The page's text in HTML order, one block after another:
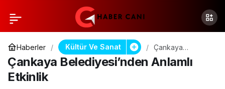
Haberler Kültür Ve Sanat
Çankaya
Belediyesi’nden
Anlamlı Etkinlik
Çankaya Belediyesi’nden Anlamlı
Etkinlik